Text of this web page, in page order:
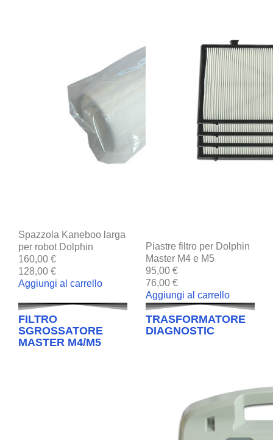
Spazzola Kaneboo larga
per robot Dolphin
160,00 €
128,00 €
Aggiungi al carrello
Piastre filtro per Dolphin
Master M4 e M5
95,00 €
76,00 €
Aggiungi al carrello
FILTRO
SGROSSATORE
MASTER M4/M5
TRASFORMATORE
DIAGNOSTIC